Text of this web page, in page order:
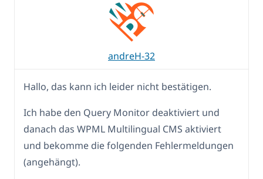
andreH-32
Hallo, das kann ich leider nicht bestätigen.
Ich habe den Query Monitor deaktiviert und
danach das WPML Multilingual CMS aktiviert
und bekomme die folgenden Fehlermeldungen
(angehängt).